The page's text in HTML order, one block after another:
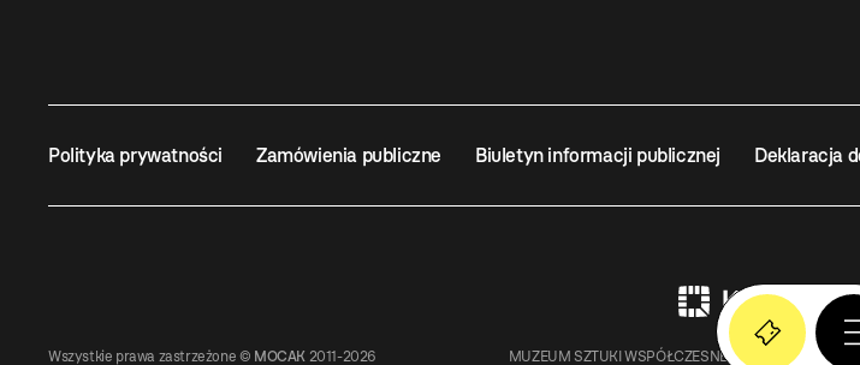
Polityka prywatności Zamówienia publiczne Biuletyn informacji publicznej Deklaracja
Wszystkie prawa zastrzeżone © MOCAK 2011-2026 MUZEUM SZTUKI WSPÓŁCZESNEJ W KRAKOWIE